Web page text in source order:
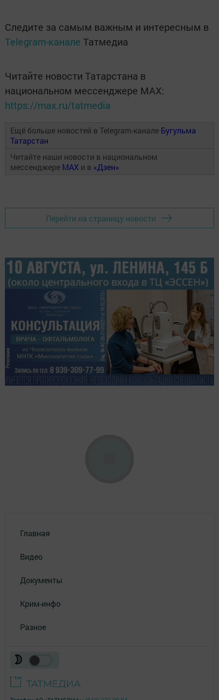
Следите за самым важным и интересным в
Telegram-канале Татмедиа
Читайте новости Татарстана в
национальном мессенджере MАХ:
https://max.ru/tatmedia
Ещё больше новостей в Telegram-канале Бугульма
Татарстан
Читайте наши новости в национальном
мессенджере MAX и в «Дзен»
Перейти на страницу новости
Главная
Видео
Документы
Крим-инфо
Разное